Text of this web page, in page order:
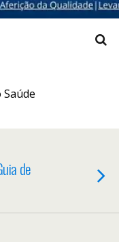
Saúde
de